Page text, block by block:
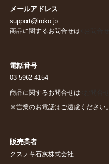
メールアドレス
support@iroko.jp
商品に関するお問合せは
電話番号
03-5962-4154
商品に関するお問合せは
※営業のお電話はご遠慮ください。
販売業者
クスノキ石灰株式会社